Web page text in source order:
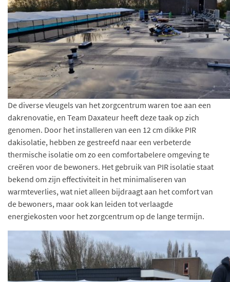
De diverse vleugels van het zorgcentrum waren toe aan een
dakrenovatie, en Team Daxateur heeft deze taak op zich
genomen. Door het installeren van een 12 cm dikke PIR
dakisolatie, hebben ze gestreefd naar een verbeterde
thermische isolatie om zo een comfortabelere omgeving te
creëren voor de bewoners. Het gebruik van PIR isolatie staat
bekend om zijn effectiviteit in het minimaliseren van
warmteverlies, wat niet alleen bijdraagt aan het comfort van
de bewoners, maar ook kan leiden tot verlaagde
energiekosten voor het zorgcentrum op de lange termijn.